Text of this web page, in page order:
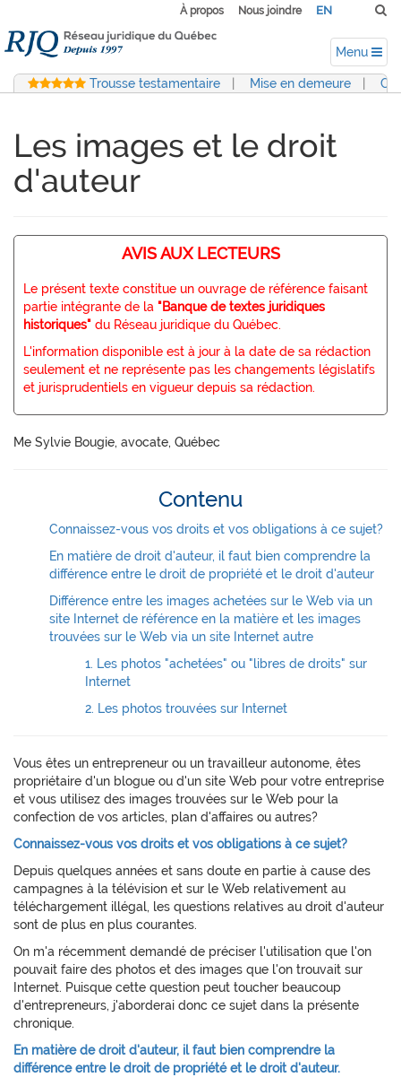
À propos Nous joindre EN
Menu
Trousse testamentaire Mise en demeure
Les images et le droit
d'auteur
AVIS AUX LECTEURS
Le présent texte constitue un ouvrage de référence faisant
partie intégrante de la "Banque de textes juridiques
historiques" du Réseau juridique du Québec.
L'information disponible est à jour à la date de sa rédaction
seulement et ne représente pas les changements législatifs
et jurisprudentiels en vigueur depuis sa rédaction.
Me Sylvie Bougie, avocate, Québec
Contenu
Connaissez-vous vos droits et vos obligations à ce sujet?
En matière de droit d'auteur, il faut bien comprendre la
différence entre le droit de propriété et le droit d'auteur
Différence entre les images achetées sur le Web via un
site Internet de référence en la matière et les images
trouvées sur le Web via un site Internet autre
1. Les photos "achetées" ou "libres de droits" sur
Internet
2. Les photos trouvées sur Internet
Vous êtes un entrepreneur ou un travailleur autonome, êtes
propriétaire d'un blogue ou d'un site Web pour votre entreprise
et vous utilisez des images trouvées sur le Web pour la
confection de vos articles, plan d'affaires ou autres?
Connaissez-vous vos droits et vos obligations à ce sujet?
Depuis quelques années et sans doute en partie à cause des
campagnes à la télévision et sur le Web relativement au
téléchargement illégal, les questions relatives au droit d'auteur
sont de plus en plus courantes.
On m'a récemment demandé de préciser l'utilisation que l'on
pouvait faire des photos et des images que l'on trouvait sur
Internet. Puisque cette question peut toucher beaucoup
d'entrepreneurs, j'aborderai donc ce sujet dans la présente
chronique.
En matière de droit d'auteur, il faut bien comprendre la
différence entre le droit de propriété et le droit d'auteur.